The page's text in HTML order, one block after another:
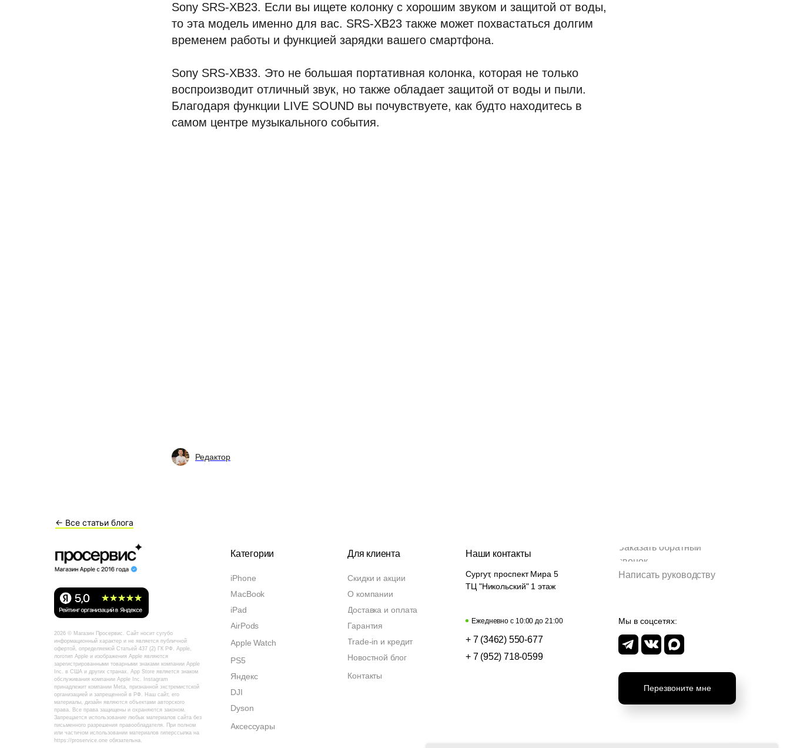
Sony SRS-XB23. Если вы ищете колонку с хорошим звуком и защитой от воды,
то эта модель именно для вас. SRS-XB23 также может похвастаться долгим
временем работы и функцией зарядки вашего смартфона.
Sony SRS-XB33. Это не большая портативная колонка, которая не только
воспроизводит отличный звук, но также обладает защитой от воды и пыли.
Благодаря функции LIVE SOUND вы почувствуете, как будто находитесь в
самом центре музыкального события.
Редактор
← Все статьи блога
Яндекс
iPhone
MacBook
iPad
AirPods
Apple Watch
PS5
Категории
Аксессуары
DJI
Dyson
Скидки и акции
О компании
Доставка и оплата
Гарантия
Trade-in и кредит
Новостной блог
Для клиента Наши контакты
+ 7 (3462) 550-677
+ 7 (952) 718-0599
Заказать обратный
звонок
Написать руководству
Сургут, проспект Мира 5
ТЦ "Никольский" 1 этаж
Ежедневно с 10:00 до 21:00
Контакты
2026 © Магазин Просервис. Сайт носит сугубо
информационный характер и не является публичной
офертой, определяемой Статьей 437 (2) ГК РФ. Apple,
логотип Apple и изображения Apple являются
зарегистрированными товарными знаками компании Apple
Inc. в США и других странах. App Store является знаком
обслуживания компании Apple Inc. Instagram
принадлежит компании Meta, признанной экстремистской
организацией и запрещенной в РФ. Наш сайт, его
материалы, дизайн являются объектами авторского
права. Все права защищены и охраняются законом.
Запрещается использование любых материалов сайта без
письменного разрешения правообладателя. При полном
или частичом использовании материалов гиперссылка на
https://proservice.one обязательна.
Мы в соцсетях:
Перезвоните мне